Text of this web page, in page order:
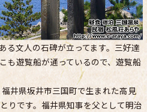
る文人の石碑が立ってます。三好達
も遊覧船が通っているので、遊覧船
県坂井市三国町で生まれた高見
りです。福井県知事を父として明治